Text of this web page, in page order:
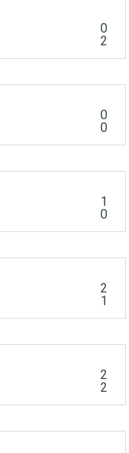
0
2
0
0
1
0
2
1
2
2